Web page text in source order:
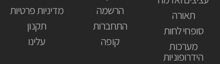
תאורה
סופחי לחות
מערכות
הידרופוניות
הרשמה
התחברות
קופה
מדיניות פרטיות
תקנון
עלינו